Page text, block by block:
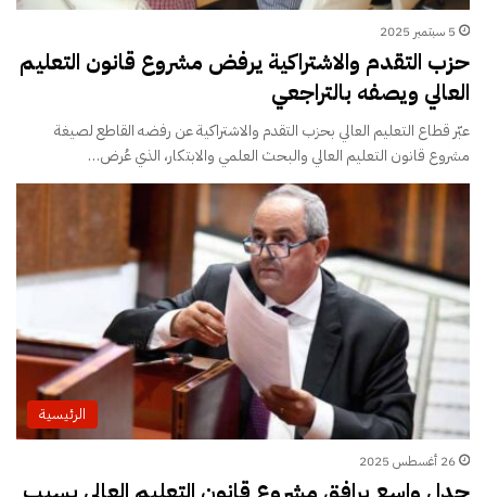
5 سبتمبر 2025
حزب التقدم والاشتراكية يرفض مشروع قانون التعليم
العالي ويصفه بالتراجعي
عبّر قطاع التعليم العالي بحزب التقدم والاشتراكية عن رفضه القاطع لصيغة
مشروع قانون التعليم العالي والبحث العلمي والابتكار، الذي عُرض…
الرئيسية
26 أغسطس 2025